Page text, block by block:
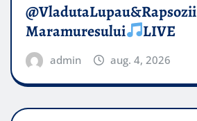
@VladutaLupau&Rapsozii
Maramuresului
LIVE
admin aug. 4, 2026